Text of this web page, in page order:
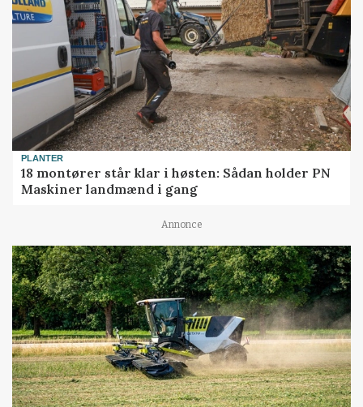
PLANTER
18 montører står klar i høsten: Sådan holder PN
Maskiner landmænd i gang
Annonce